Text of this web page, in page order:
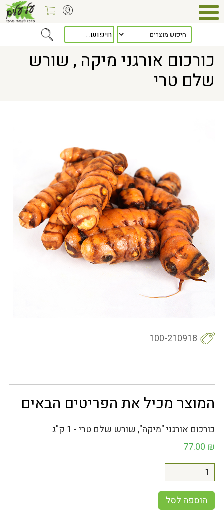
> כורכום אורגני מיקה , שורש שלם טרי
כורכום אורגני מיקה , שורש
שלם טרי
100-210918
המוצר מכיל את הפריטים הבאים
כורכום אורגני "מיקה", שורש שלם טרי - 1 ק"ג
77.00 ₪
הוספה לסל